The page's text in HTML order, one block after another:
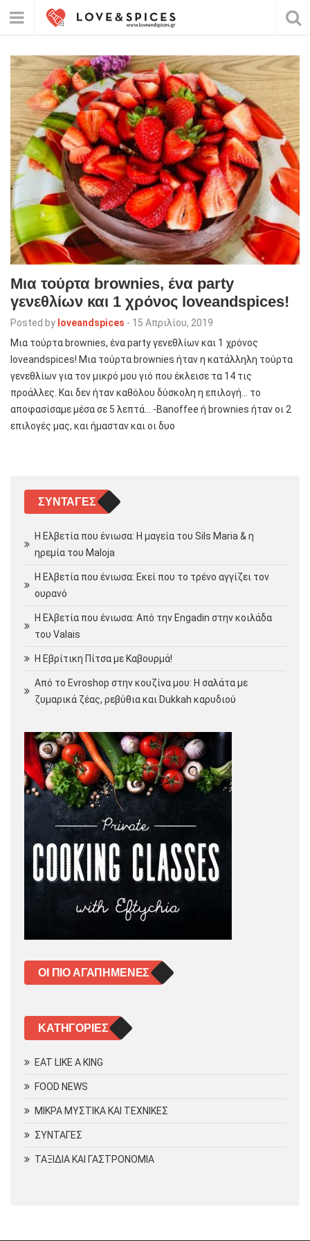
Μια τούρτα brownies, ένα party
γενεθλίων και 1 χρόνος loveandspices!
Posted by loveandspices - 15 Απριλίου, 2019
Μια τούρτα brownies, ένα party γενεθλίων και 1 χρόνος
loveandspices! Μια τούρτα brownies ήταν η κατάλληλη τούρτα
γενεθλίων για τον μικρό μου γιό που έκλεισε τα 14 τις
προάλλες. Και δεν ήταν καθόλου δύσκολη η επιλογή… το
αποφασίσαμε μέσα σε 5 λεπτά… -Βanoffee ή brownies ήταν οι 2
επιλογές μας, και ήμασταν και οι δυο
ΣΥΝΤΑΓΈΣ
Η Ελβετία που ένιωσα: Η μαγεία του Sils Maria & η
ηρεμία του Maloja
Η Ελβετία που ένιωσα: Εκεί που το τρένο αγγίζει τον
ουρανό
Η Ελβετία που ένιωσα: Από την Engadin στην κοιλάδα
του Valais
Η Εβρίτικη Πίτσα με Καβουρμά!
Από το Evroshop στην κουζίνα μου: Η σαλάτα με
ζυμαρικά ζέας, ρεβύθια και Dukkah καρυδιού
ΟΙ ΠΙΟ ΑΓΑΠΗΜΈΝΕΣ
KΑΤΗΓΟΡΊΕΣ
EAT LIKE A KING
FOOD NEWS
ΜΙΚΡΑ ΜΥΣΤΙΚΑ ΚΑΙ ΤΕΧΝΙΚΕΣ
ΣΥΝΤΑΓΕΣ
ΤΑΞΙΔΙΑ ΚΑΙ ΓΑΣΤΡΟΝΟΜΙΑ